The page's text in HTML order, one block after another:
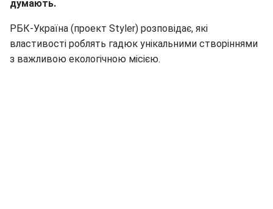
думають.
РБК-Україна (проект Styler) розповідає, які
властивості роблять гадюк унікальними створіннями
з важливою екологічною місією.